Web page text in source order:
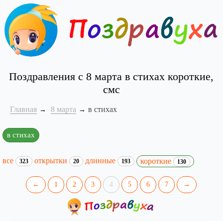
Поздравления с 8 марта в стихах короткие,
смс
Главная 8 марта в стихах
в стихах
все 323 открытки 20 длинные 193 короткие 130
← 1 2 3 4 5 6 7 →